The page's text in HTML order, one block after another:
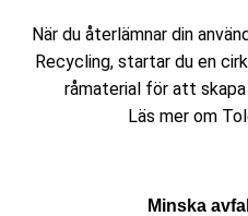
När du återlämnar din
Recycling, startar du en
råmaterial för att
Läs mer om
Minska